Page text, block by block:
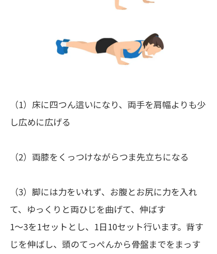
（1）床に四つん這いになり、両手を肩幅よりも少
し広めに広げる
（2）両膝をくっつけながらつま先立ちになる
（3）脚には力をいれず、お腹とお尻に力を入れ
て、ゆっくりと両ひじを曲げて、伸ばす
1～3を1セットとし、1日10セット行います。背す
じを伸ばし、頭のてっぺんから骨盤までをまっす